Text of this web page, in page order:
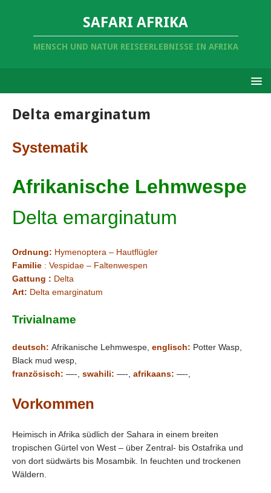
SAFARI AFRIKA
MENSCH UND NATUR REISEERLEBNISSE IN AFRIKA
Delta emarginatum
Systematik
Afrikanische Lehmwespe
Delta emarginatum
Ordnung: Hymenoptera – Hautflügler
Familie : Vespidae – Faltenwespen
Gattung : Delta
Art: Delta emarginatum
Trivialname
deutsch: Afrikanische Lehmwespe, englisch: Potter Wasp,
Black mud wesp,
französisch: —-, swahili: —-, afrikaans: —-,
Vorkommen
Heimisch in Afrika südlich der Sahara in einem breiten
tropischen Gürtel von West – über Zentral- bis Ostafrika und
von dort südwärts bis Mosambik. In feuchten und trockenen
Wäldern.